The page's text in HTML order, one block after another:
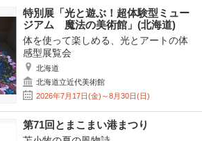
特別展「光と遊ぶ！超体験型ミュー
ジアム 魔法の美術館」(北海道)
体を使って楽しめる、光とアートの体
感型展覧会
北海道
北海道立近代美術館
2026年7月17日(金)～8月30日(日)
第71回とまこまい港まつり